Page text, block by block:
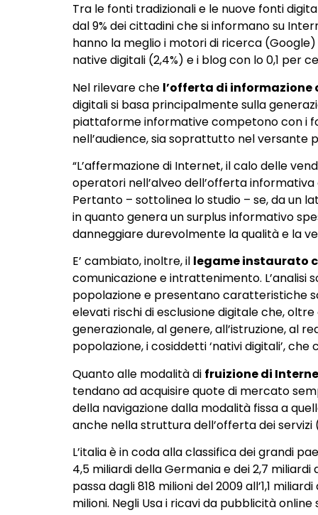
Tra le fonti tradizionali e le nuove fonti
dal 9% dei cittadini che si informano su
hanno la meglio i motori di ricerca (Google)
native digitali (2,4%) e i blog con lo 0,1 per
Nel rilevare che l’offerta di informazione
digitali si basa principalmente sulla
piattaforme informative competono con i
nell’audience, sia soprattutto nel versante
“L’affermazione di Internet, il calo delle
operatori nell’alveo dell’offerta
Pertanto – sottolinea lo studio – se, da un
in quanto genera un surplus informativo
danneggiare durevolmente la qualità e la
E’ cambiato, inoltre, il legame instaurato
comunicazione e intrattenimento.
popolazione e presentano caratteristiche
elevati rischi di esclusione digitale che,
generazionale, al genere, all’istruzione, al
popolazione, i cosiddetti ‘nativi digitali’,
Quanto alle modalità di fruizione di
tendano ad acquisire quote di mercato
della navigazione dalla modalità fissa a
anche nella struttura dell’offerta dei
L’italia è in coda alla classifica dei grandi
4,5 miliardi della Germania e dei 2,7
passa dagli 818 milioni del 2009 all’1,1
milioni. Negli Usa i ricavi da pubblicità